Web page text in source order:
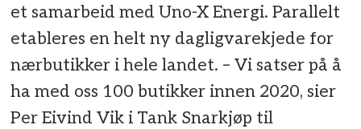
et samarbeid med Uno-X Energi. Parallelt
etableres en helt ny dagligvarekjede for
nærbutikker i hele landet. – Vi satser på å
ha med oss 100 butikker innen 2020, sier
Per Eivind Vik i Tank Snarkjøp til